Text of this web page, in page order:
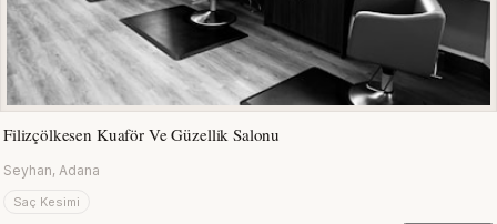
Filizçölkesen Kuaför Ve Güzellik Salonu
Seyhan, Adana
Saç Kesimi